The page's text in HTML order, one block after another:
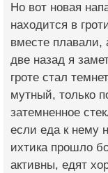
Но вот новая
находится в
вместе плавали,
две назад я
гроте стал
мутный, только
затемненное
если еда к нему
ихтика прошло
активны, едят